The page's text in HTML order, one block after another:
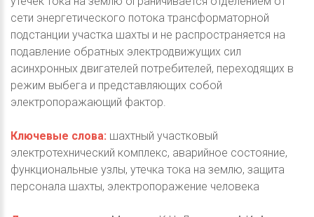
сети энергетического потока трансформаторной
подстанции участка шахты и не распространяется на
подавление обратных электродвижущих сил
асинхронных двигателей потребителей, переходящих в
режим выбега и представляющих собой
электропоражающий фактор.
Ключевые слова: шахтный участковый
электротехнический комплекс, аварийное состояние,
функциональные узлы, утечка тока на землю, защита
персонала шахты, электропоражение человека